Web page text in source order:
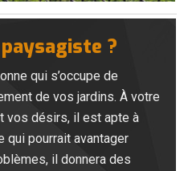
paysagiste ?
qui s’occupe de
de vos jardins. À votre
vos désirs, il est apte à
qui pourrait avantager
il donnera des